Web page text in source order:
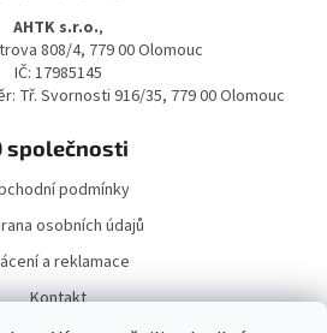
AHTK s.r.o.,
808/4, 779 00 Olomouc
IČ: 17985145
Tř. Svornosti 916/35, 779 00 Olomouc
společnosti
podmínky
osobních údajů
a reklamace
Kontakt